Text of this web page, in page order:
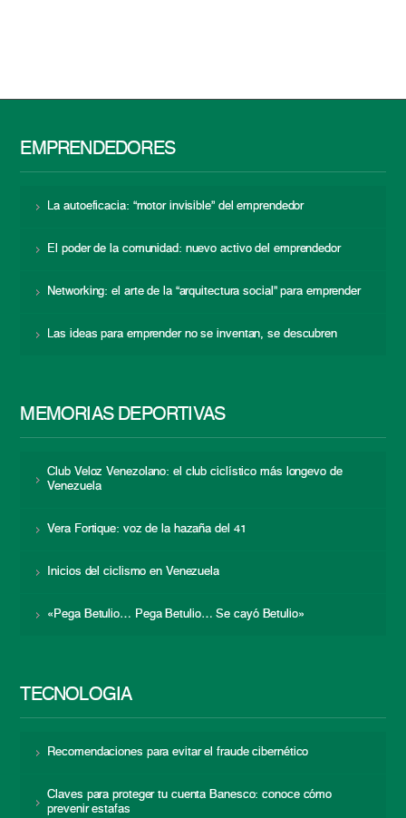
EMPRENDEDORES
La autoeficacia: “motor invisible” del emprendedor
El poder de la comunidad: nuevo activo del emprendedor
Networking: el arte de la “arquitectura social” para emprender
Las ideas para emprender no se inventan, se descubren
MEMORIAS DEPORTIVAS
Club Veloz Venezolano: el club ciclístico más longevo de
Venezuela
Vera Fortique: voz de la hazaña del 41
Inicios del ciclismo en Venezuela
«Pega Betulio… Pega Betulio… Se cayó Betulio»
TECNOLOGÍA
Recomendaciones para evitar el fraude cibernético
Claves para proteger tu cuenta Banesco: conoce cómo
prevenir estafas